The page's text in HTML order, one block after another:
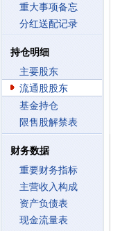
重大事项备忘
分红送配记录
持仓明细
主要股东
流通股股东
基金持仓
限售股解禁表
财务数据
重要财务指标
主营收入构成
资产负债表
现金流量表